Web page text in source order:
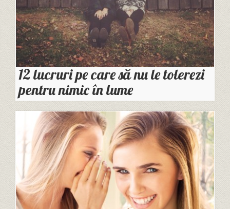
12 lucruri pe care să nu le tolerezi
pentru nimic în lume